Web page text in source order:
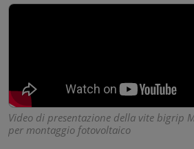
Video di presentazione della vite bigrip
per montaggio fotovoltaico